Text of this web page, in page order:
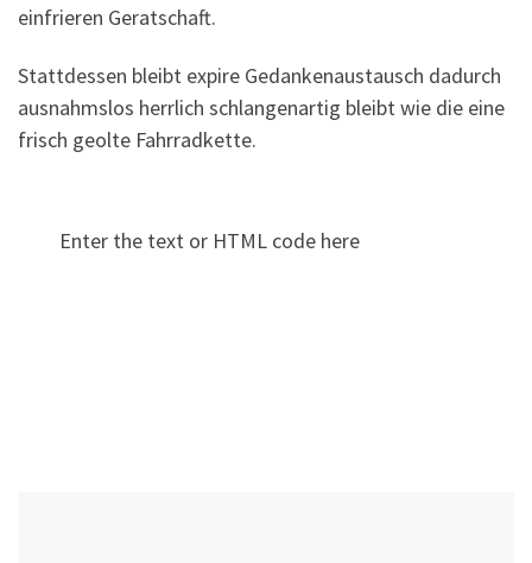
einfrieren Geratschaft.
Stattdessen bleibt expire Gedankenaustausch dadurch
ausnahmslos herrlich schlangenartig bleibt wie die eine
frisch geolte Fahrradkette.
Enter the text or HTML code here